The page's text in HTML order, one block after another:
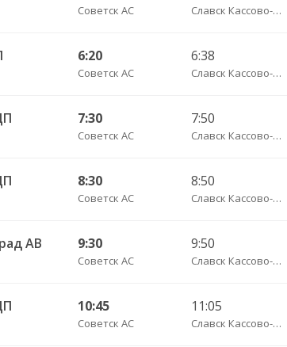
Советск АС Славск Кассово-диспетчрский пункт
6:20
Советск АС
6:38
Славск Кассово-диспетчрский пункт
7:30
Советск АС
7:50
Славск Кассово-диспетчрский пункт
8:30
Советск АС
8:50
Славск Кассово-диспетчрский пункт
АВ 9:30
Советск АС
9:50
Славск Кассово-диспетчрский пункт
10:45
Советск АС
11:05
Славск Кассово-диспетчрский пункт